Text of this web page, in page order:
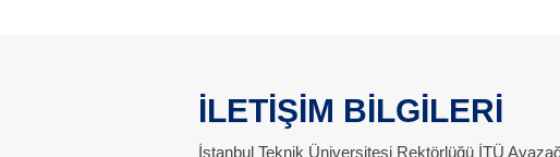
İLETİŞİM BİLGİLERİ
İstanbul Teknik Üniversitesi Rektörlüğü İTÜ